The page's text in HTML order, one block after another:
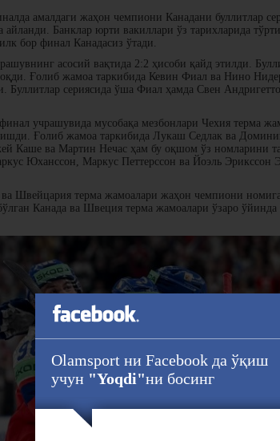
амалдаги жаҳон чемпиони Канадани буллитлар
айланди. Банклар юрти вакиллари ўз тарихларида
бор финал Канадасиз ўтади.
асосий вақтида 2:2 ҳисоби қайд этилди.
Ғолиб жамоа таркибида Кевин Фиал ва Нино
сериясида ўша Фиал ҳамда Свен
учрашувида мусобақа мезбонлари Чехия терма
Ғолиб жамоа таркибида Лукаш Седлак ва
Каше ва Мартин Нечас ҳам бу оқшом ўз номларини
Юханссон, Маркус Петтерссон ва Йоэль Эрикссон
Швейцария терма жамоалари жаҳон чемпиони
Канада ва Швеция терма жамоалари ўзаро ўйинда
Olamsport ни Facebook да ўқиш
учун "Yoqdi"ни босинг